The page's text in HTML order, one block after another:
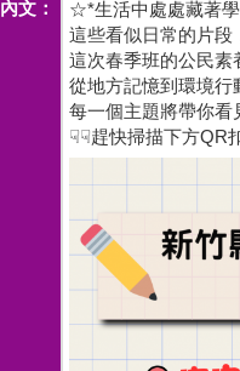
內文：
☆*生活中處處藏著
這些看似日常的片段
這次春季班的公民素
從地方記憶到環境行
每一個主題將帶你看
☟☟趕快掃描下方QR